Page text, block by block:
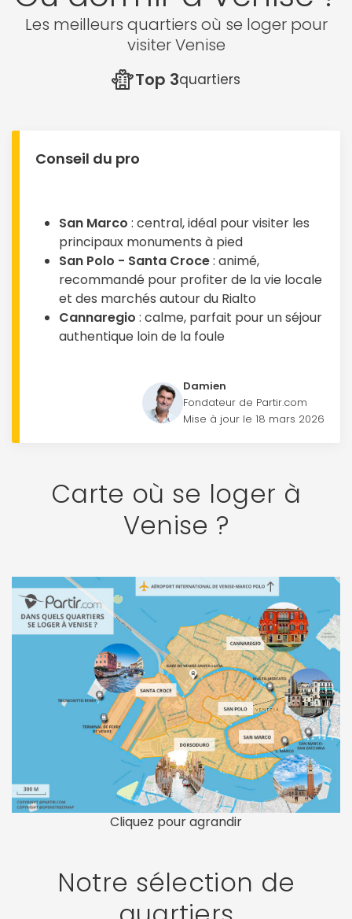
Les meilleurs quartiers où se loger pour
visiter Venise
Top 3quartiers
Conseil du pro
San Marco : central, idéal pour visiter les
principaux monuments à pied
San Polo - Santa Croce: animé,
recommandé pour profiter de la vie locale
et des marchés autour du Rialto
Cannaregio : calme, parfait pour un séjour
authentique loin de la foule
Damien
Fondateur de Partir.com
Mise à jour le 18 mars 2026
Carte où se loger à
Venise ?
Cliquez pour agrandir
Notre sélection de